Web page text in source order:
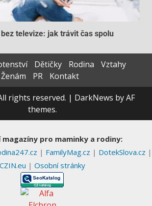
bez televize: jak trávit čas spolu
Dětičky Rodina
Vztahy
Ženám
PR
Kontakt
rights reserved. | DarkNews by AF
themes.
magazíny pro maminky a rodiny:
| FamilyMag.cz | DotekSlova.cz |
CZIN.eu | Osobní stránky